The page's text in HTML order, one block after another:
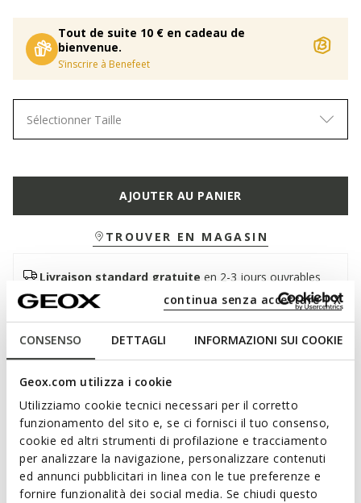
CONSENSO DETTAGLI INFORMAZIONI SUI COOKIE
Geox.com utilizza i cookie
Utilizziamo cookie tecnici necessari per il corretto
funzionamento del sito e, se ci fornisci il tuo consenso,
cookie ed altri strumenti di profilazione e tracciamento
per analizzare la navigazione, personalizzare contenuti
ed annunci pubblicitari in linea con le tue preferenze e
fornire funzionalità dei social media. Se chiudi questo
continua senza accettare | X
Tout de suite 10 € en cadeau de
bienvenue.
S’inscrire à Benefeet
Sélectionner Taille
AJOUTER AU PANIER
TROUVER EN MAGASIN
Livraison standard gratuite en 2-3 jours ouvrables
Retour gratuit
dans un délai de 30 jours à compter de
la livraison
Description
Sneaker basse pour homme au design urbain et aux lignes
épurées. Proposée ici dans une variante blanche polyvalente,
elle présente une empeigne en matière effet cuir foulé au
style contemporain. Confortable et respirant, Serifos apporte
une touche sport-chic à vos tenues quotidiennes.
CODE PRODUIT:U65LSC000BUC1000